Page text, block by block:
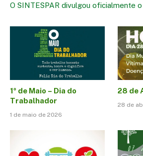
O SINTESPAR divulgou oficialmente
1º de Maio – Dia do
Trabalhador
1 de maio de 2026
28 de
28 de